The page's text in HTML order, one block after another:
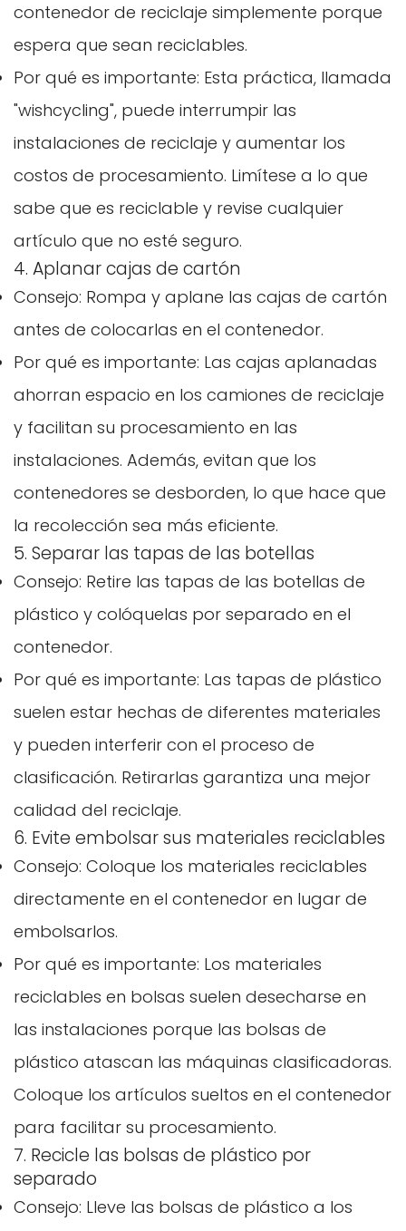
contenedor de reciclaje simplemente porque
espera que sean reciclables.
Por qué es importante: Esta práctica, llamada
"wishcycling", puede interrumpir las
instalaciones de reciclaje y aumentar los
costos de procesamiento. Limítese a lo que
sabe que es reciclable y revise cualquier
artículo que no esté seguro.
4. Aplanar cajas de cartón
Consejo: Rompa y aplane las cajas de cartón
antes de colocarlas en el contenedor.
Por qué es importante: Las cajas aplanadas
ahorran espacio en los camiones de reciclaje
y facilitan su procesamiento en las
instalaciones. Además, evitan que los
contenedores se desborden, lo que hace que
la recolección sea más eficiente.
5. Separar las tapas de las botellas
Consejo: Retire las tapas de las botellas de
plástico y colóquelas por separado en el
contenedor.
Por qué es importante: Las tapas de plástico
suelen estar hechas de diferentes materiales
y pueden interferir con el proceso de
clasificación. Retirarlas garantiza una mejor
calidad del reciclaje.
6. Evite embolsar sus materiales reciclables
Consejo: Coloque los materiales reciclables
directamente en el contenedor en lugar de
embolsarlos.
Por qué es importante: Los materiales
reciclables en bolsas suelen desecharse en
las instalaciones porque las bolsas de
plástico atascan las máquinas clasificadoras.
Coloque los artículos sueltos en el contenedor
para facilitar su procesamiento.
7. Recicle las bolsas de plástico por
separado
Consejo: Lleve las bolsas de plástico a los